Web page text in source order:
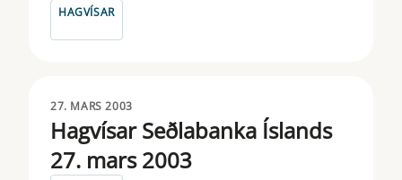
HAGVÍSAR
27. MARS 2003
Hagvísar Seðlabanka Íslands
27. mars 2003